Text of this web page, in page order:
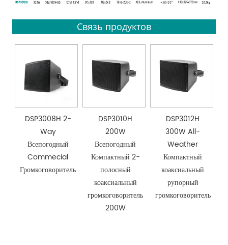
Связь продуктов
DSP3008H 2-
Way
Всепогодный
Commecial
Громкоговоритель
DSP3010H
200W
Всепогодный
Компактный 2-
полосный
коаксиальный
громкоговоритель
200W
DSP3012H
300W All-
Weather
Компактный
коаксиальный
рупорный
громкоговоритель